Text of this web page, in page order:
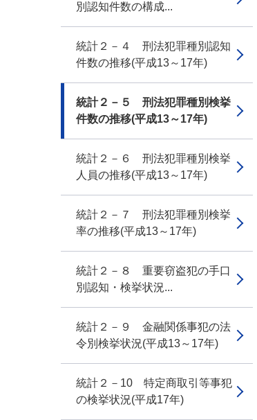
別認知件数の構成...
統計２－４ 刑法犯罪種別認知
件数の推移(平成13～17年)
統計２－５ 刑法犯罪種別検挙
件数の推移(平成13～17年)
統計２－６ 刑法犯罪種別検挙
人員の推移(平成13～17年)
統計２－７ 刑法犯罪種別検挙
率の推移(平成13～17年)
統計２－８ 重要窃盗犯の手口
別認知・検挙状況...
統計２－９ 金融関係事犯の法
令別検挙状況(平成13～17年)
統計２－10 特定商取引等事犯
の検挙状況(平成17年)